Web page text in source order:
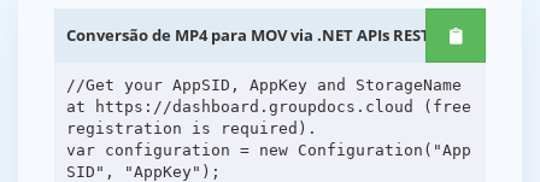
Conversão de MP4 para MOV via .NET APIs REST
//Get your AppSID, AppKey and StorageName
at https://dashboard.groupdocs.cloud (free
registration is required).
var configuration = new Configuration("App
SID", "AppKey");